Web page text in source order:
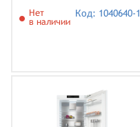
HRF236NFRU
Нет
в наличии
Код: 1040640-1